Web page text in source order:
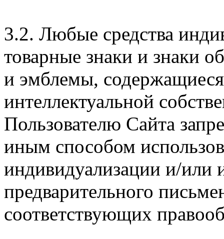
3.2. Любые средства
товарные знаки и знаки
и эмблемы,
интеллектуальной
Пользователю Сайта
иным способом
индивидуализации и/или
предварительного
соответствующих